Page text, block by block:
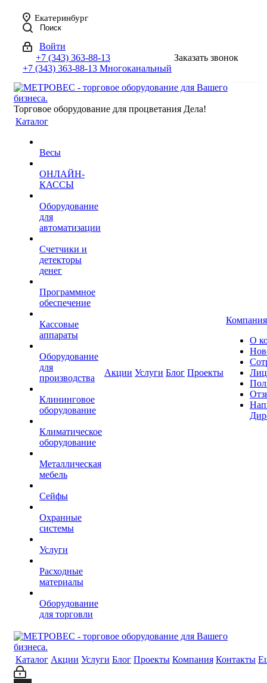
Екатеринбург
Поиск
Войти
+7 (343) 363-88-13
+7 (343) 363-88-13 Многоканальный
Заказать звонок
Торговое оборудование для процветания Дела!
Каталог
Весы
ОНЛАЙН-
КАССЫ
Оборудование
для
автоматизации
Счетчики и
детекторы
денег
Программное
обеспечение
Кассовые
аппараты
Оборудование
для
производства
Клининговое
оборудование
Климатическое
оборудование
Металлическая
мебель
Сейфы
Охранные
системы
Услуги
Расходные
материалы
Оборудование
для торговли
Акции Услуги Блог Проекты
Компания
О
Каталог Акции Услуги Блог Проекты Компания Контакты